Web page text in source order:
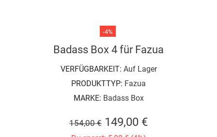
-4%
Badass Box 4 für Fazua
VERFÜGBARKEIT: Auf Lager
PRODUKTTYP: Fazua
MARKE: Badass Box
154,00 € 149,00 €